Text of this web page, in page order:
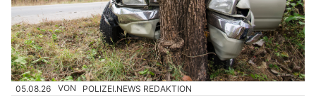
05.08.26 VON POLIZEI.NEWS REDAKTION